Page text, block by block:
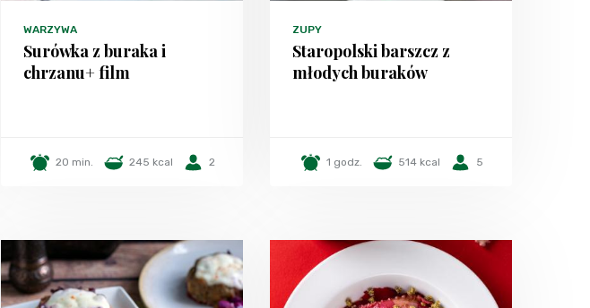
WARZYWA
Surówka z buraka i
chrzanu+ film
20 min. 245 kcal 2
ZUPY
Staropolski barszcz z
młodych buraków
1 godz. 514 kcal 5